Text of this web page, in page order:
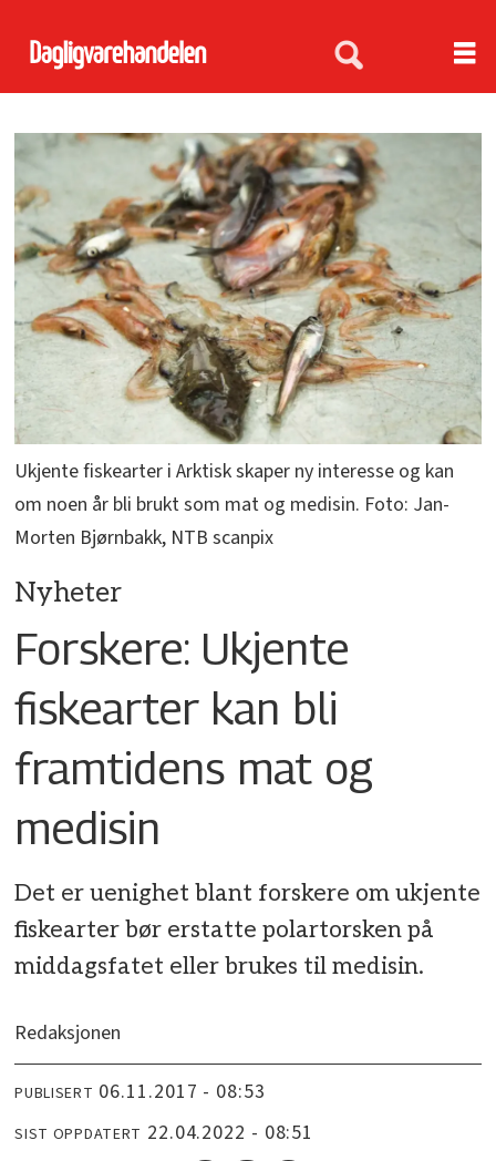
Ukjente fiskearter i Arktisk skaper ny interesse og kan
om noen år bli brukt som mat og medisin. Foto: Jan-
Morten Bjørnbakk, NTB scanpix
Nyheter
Forskere: Ukjente
fiskearter kan bli
framtidens mat og
medisin
Det er uenighet blant forskere om ukjente
fiskearter bør erstatte polartorsken på
middagsfatet eller brukes til medisin.
Redaksjonen
PUBLISERT 06.11.2017 - 08:53
SIST OPPDATERT 22.04.2022 - 08:51